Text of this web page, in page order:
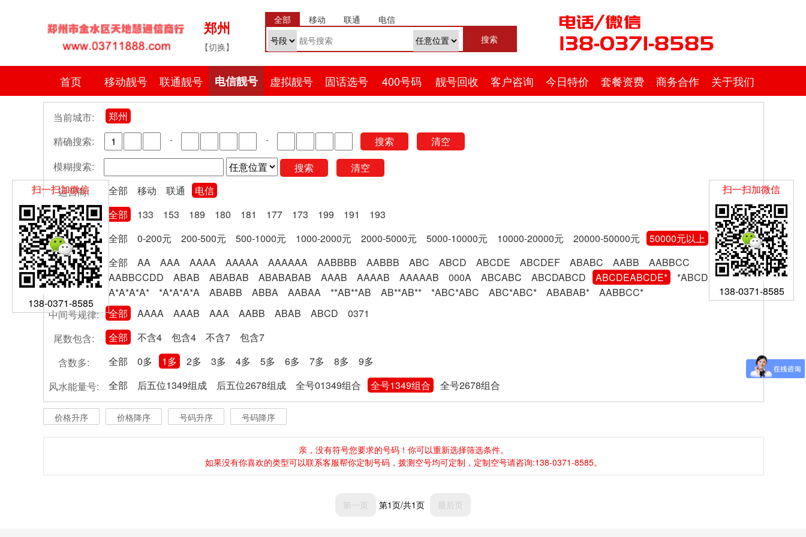
郑州
【切换】
全部 移动 联通 电信
首页 移动靓号 联通靓号 电信靓号 虚拟靓号 固话选号 400号码 靓号回收 客户咨询 今日特价 套餐资费 商务合作 关于我们
当前城市:
郑州
精确搜索:
- - 搜索
清空
模糊搜索:
搜索
清空
运营商:
全部 移动 联通
电信
号段分类:
全部 133 153 189 180 181 177 173 199 191
193
卡费区间:
全部 0-200元 200-500元 500-1000元 1000-2000元 2000-5000元 5000-10000元 10000-20000元 20000-50000元
50000元以上
尾号规律:
全部 AA AAA AAAA AAAAA AAAAAA AABBBB AABBB ABC ABCD ABCDE ABCDEF ABABC AABB
AABBCC
AABBCCDD
ABAB ABABAB ABABABAB AAAB AAAAB AAAAAB 000A ABCABC ABCDABCD ABCDEABCDE*
*ABCDEABCDE
A*A*A*A*
*A*A*A*A ABABB ABBA AABAA **AB**AB AB**AB** *ABC*ABC ABC*ABC* ABABAB*
AABBCC*
中间号规律:
全部 AAAA AAAB AAA AABB ABAB ABCD
0371
尾数包含:
全部 不含4 包含4 不含7
包含7
含数多:
全部 0多 1多 2多 3多 4多 5多 6多 7多 8多
9多
风水能量号:
全部 后五位1349组成 后五位2678组成 全号01349组合 全号1349组合 全号2678组合
价格升序 价格降序 号码升序 号码降序
亲，没有符号您要求的号码！你可以重新选择筛选条件。
如果没有你喜欢的类型可以联系客服帮你定制号码，拨测空号均可定制，定制空号请咨询:138-0371-8585。
第一页 第1页/共1页 最后页
扫一扫加微信
138-0371-8585
扫一扫加微信
138-0371-8585